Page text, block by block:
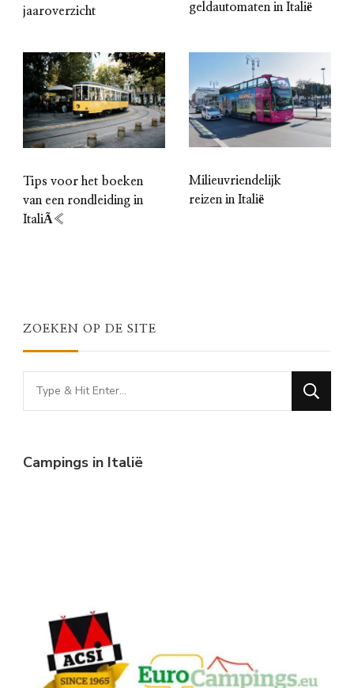
jaaroverzicht
geldautomaten in Italië
Tips voor het boeken
van een rondleiding in
ItaliÃ«
Milieuvriendelijk
reizen in Italië
ZOEKEN OP DE SITE
Looking
for
Campings in Italië